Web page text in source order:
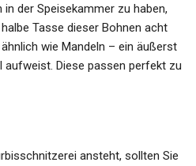
der Speisekammer zu haben,
Tasse dieser Bohnen acht
wie Mandeln – ein äußerst
Diese passen perfekt zu
ansteht, sollten Sie